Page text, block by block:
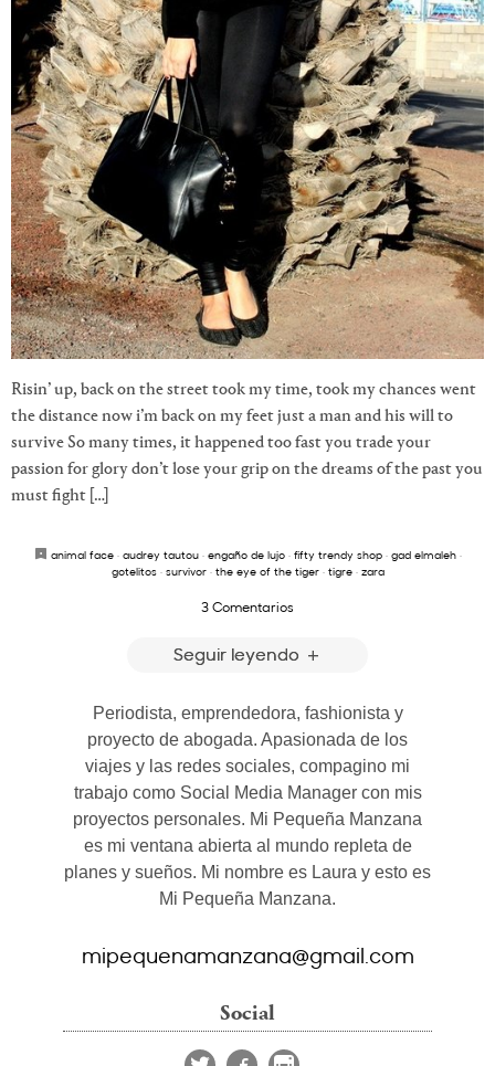
Risin’ up, back on the street took my time, took my chances went
the distance now i’m back on my feet just a man and his will to
survive So many times, it happened too fast you trade your
passion for glory don’t lose your grip on the dreams of the past you
must fight […]
animal face· audrey tautou· engaño de lujo· fifty trendy shop· gad elmaleh·
gotelitos· survivor· the eye of the tiger· tigre· zara
3 Comentarios
Seguir leyendo
Periodista, emprendedora, fashionista y
proyecto de abogada. Apasionada de los
viajes y las redes sociales, compagino mi
trabajo como Social Media Manager con mis
proyectos personales. Mi Pequeña Manzana
es mi ventana abierta al mundo repleta de
planes y sueños. Mi nombre es Laura y esto es
Mi Pequeña Manzana.
mipequenamanzana@gmail.com
Social